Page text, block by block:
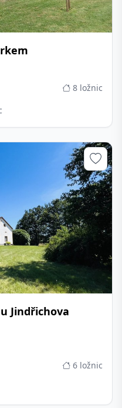
8 ložnic
Jindřichova
6 ložnic